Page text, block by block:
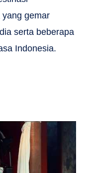
yang gemar
serta beberapa
Indonesia.